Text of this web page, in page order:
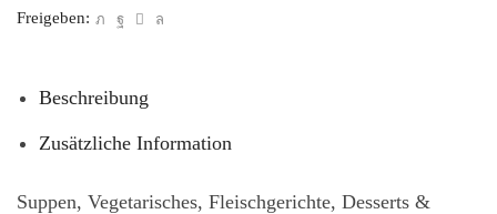
Freigeben:
Beschreibung
Zusätzliche Information
Suppen, Vegetarisches, Fleischgerichte, Desserts &